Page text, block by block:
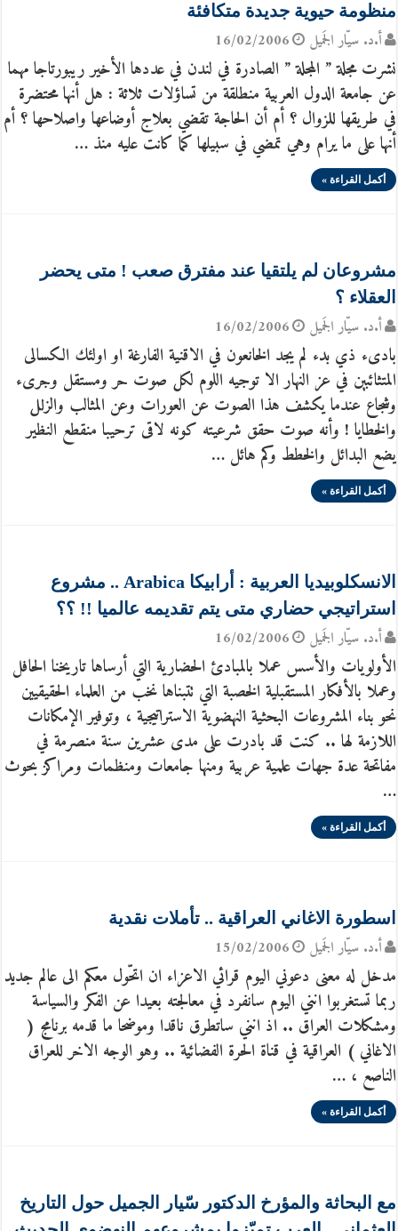
منظومة حيوية جديدة متكافئة
أ.د. سيّار الجَميل 16/02/2006
نشرت مجلة ” المجلة ” الصادرة في لندن في عددها الأخير ريبورتاجا مهما
عن جامعة الدول العربية منطلقة من تساؤلات ثلاثة : هل أنها محتضرة
في طريقها للزوال ؟ أم أن الحاجة تقضي بعلاج أوضاعها واصلاحها ؟ أم
أنها على ما يرام وهي تمضي في سبيلها كما كانت عليه منذ …
أكمل القراءة »
مشروعان لم يلتقيا عند مفترق صعب ! متى يحضر
العقلاء ؟
أ.د. سيّار الجَميل 16/02/2006
بادىء ذي بدء لم يجد الخانعون في الاقنية الفارغة او اولئك الكسالى
المتثائبين في عز النهار الا توجيه اللوم لكل صوت حر ومستقل وجرىء
وشجاع عندما يكشف هذا الصوت عن العورات وعن المثالب والزلل
والخطايا ! وأنه صوت حقق شرعيته كونه لاقى ترحيبا منقطع النظير
يضع البدائل والخطط وكم هائل …
أكمل القراءة »
الانسكلوبيديا العربية : أرابيكا Arabica .. مشروع
استراتيجي حضاري متى يتم تقديمه عالميا !! ؟؟
أ.د. سيّار الجَميل 16/02/2006
الأولويات والأسس عملا بالمبادئ الحضارية التي أرساها تاريخنا الحافل
وعملا بالأفكار المستقبلية الخصبة التي تتبناها نخب من العلماء الحقيقيين
نحو بناء المشروعات البحثية النهضوية الاستراتيجية ، وتوفير الإمكانات
اللازمة لها .. كنت قد بادرت على مدى عشرين سنة منصرمة في
مفاتحة عدة جهات علمية عربية ومنها جامعات ومنظمات ومراكز بحوث
…
أكمل القراءة »
اسطورة الاغاني العراقية .. تأملات نقدية
أ.د. سيّار الجَميل 15/02/2006
مدخل له معنى دعوني اليوم قرائي الاعزاء ان اتحّول معكم الى عالم جديد
ربما تستغربوا انني اليوم سانفرد في معالجته بعيدا عن الفكر والسياسة
ومشكلات العراق .. اذ انني ساتطرق ناقدا وموضحا ما قدمه برنامج (
الاغاني ) العراقية في قناة الحرة الفضائية .. وهو الوجه الاخر للعراق
الناصع ، …
أكمل القراءة »
مع البحاثة والمؤرخ الدكتور سّيار الجميل حول التاريخ